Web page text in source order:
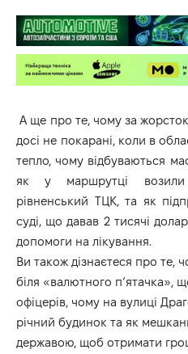
А ще про те, чому за
досі не покарані, коли в
тепло, чому відбуваються
як у маршрутці
рівненський ТЦК, та як
суді, що давав 2 тисячі
допомоги на лікування.
Ви також дізнаєтеся про те,
біля «валютного п’ятачка»,
офіцерів, чому на вулиці
річний будинок та як
державою, щоб отримати